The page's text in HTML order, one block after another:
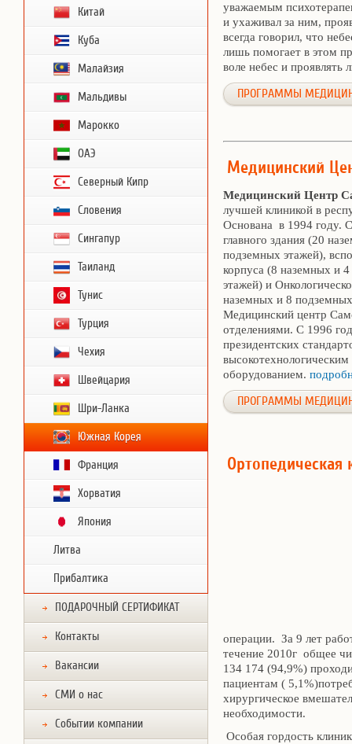
Китай
Куба
Малайзия
Мальдивы
Марокко
ОАЭ
Северный Кипр
Словения
Сингапур
Таиланд
Тунис
Турция
Чехия
Швейцария
Шри-Ланка
Южная Корея
Франция
Хорватия
Япония
Литва
Прибалтика
ПОДАРОЧНЫЙ СЕРТИФИКАТ
Контакты
Вакансии
СМИ о нас
Событии компании
уважаемым
и ухаживал за ним,
всегда говорил, что
лишь помогает в этом
воле небес и
ПРОГРАММЫ
Медицинский
Медицинский Центр
лучшей клиникой в
Основана в 1994 году.
главного здания (20
подземных этажей),
корпуса (8 наземных и
этажей) и
наземных и 8
Медицинский центр
отделениями. С 1996
президентских
оборудованием.
ПРОГРАММЫ
Ортопедическая
операции. За 9 лет
течение 2010г общее
134 174 (94,9%)
пациентам (
хирургическое
необходимости.
Особая гордость